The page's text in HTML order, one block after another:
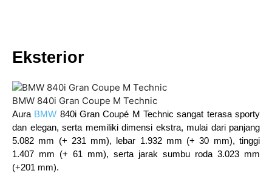
Eksterior
BMW 840i Gran Coupe M Technic
Aura BMW 840i Gran Coupé M Technic sangat terasa sporty
dan elegan, serta memiliki dimensi ekstra, mulai dari panjang
5.082 mm (+ 231 mm), lebar 1.932 mm (+ 30 mm), tinggi
1.407 mm (+ 61 mm), serta jarak sumbu roda 3.023 mm
(+201 mm).